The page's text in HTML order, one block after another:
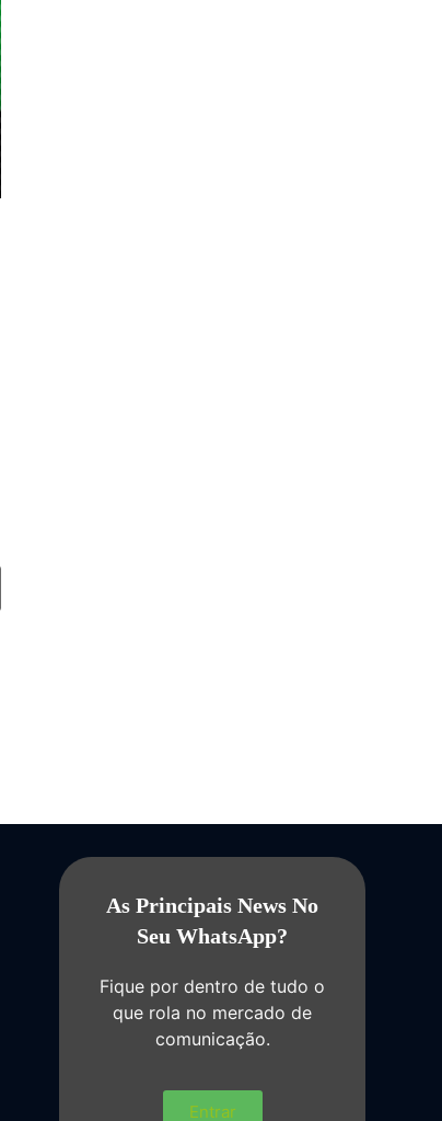
As Principais News No
Seu WhatsApp?
Fique por dentro de tudo o
que rola no mercado de
comunicação.
Entrar